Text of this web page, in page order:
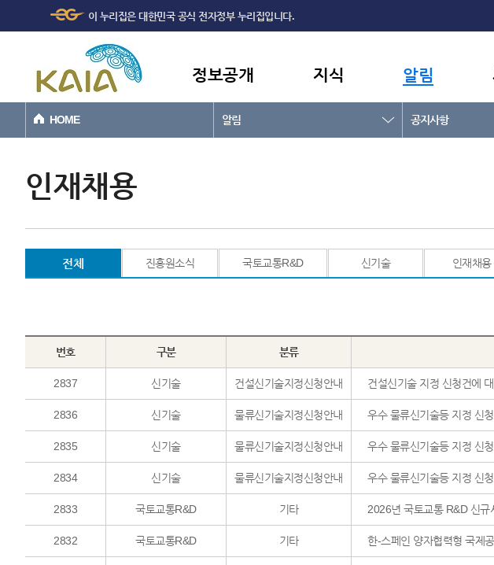
본문바로가기
이 누리집은 대한민국 공식 전자정부 누리집입니다.
정보공개 지식 알림
HOME 알림 공지사항
인재채용
전체 진흥원소식 국토교통R&D 신기술 인재채용
번호 구분 분류
2837 신기술 건설신기술지정신청안내 건설신기술 지정 신청건에
2836 신기술 물류신기술지정신청안내 우수 물류신기술등 지정 신
2835 신기술 물류신기술지정신청안내 우수 물류신기술등 지정 신
2834 신기술 물류신기술지정신청안내 우수 물류신기술등 지정 신
2833 국토교통R&D 기타 2026년 국토교통 R&D 신규
2832 국토교통R&D 기타 한-스페인 양자협력형 국제